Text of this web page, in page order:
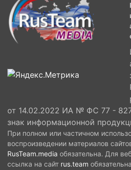
от 14.02.2022 ИА № ФС 77 -
знак информационной
При полном или частичном
воспроизведении материалов
RusTeam.media обязательна. Для
ссылка на сайт rus.team